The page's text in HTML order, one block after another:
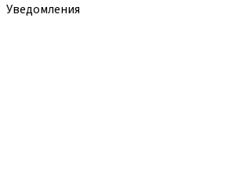
Уведомления